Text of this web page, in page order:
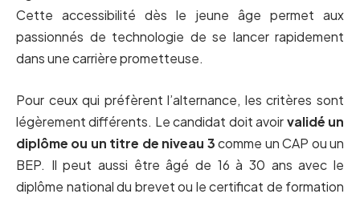
Cette accessibilité dès le jeune âge permet aux
passionnés de technologie de se lancer rapidement
dans une carrière prometteuse.
Pour ceux qui préfèrent l’alternance, les critères sont
légèrement différents. Le candidat doit avoirvalidé un
diplôme ou un titre de niveau 3comme un CAP ou un
BEP. Il peut aussi être âgé de 16 à 30 ans avec le
diplôme national du brevet ou le certificat de formation